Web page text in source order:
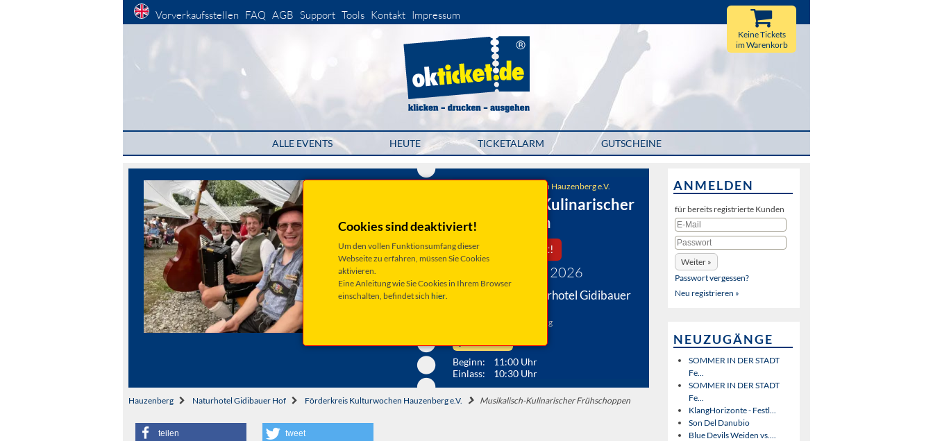
Vorverkaufsstellen FAQ AGB Support Tools Kontakt Impressum
ALLE EVENTS HEUTE TICKETALARM GUTSCHEINE
Keine Tickets
im Warenkorb
Cookies sind deaktiviert!
Um den vollen Funktionsumfang dieser
Webseite zu erfahren, müssen Sie Cookies
aktivieren.
Eine Anleitung wie Sie Cookies in Ihrem Browser
einschalten, befindet sich hier.
Förderkreis Kulturwochen Hauzenberg e.V.
Musikalisch-Kulinarischer
Frühschoppen
Leider ausverkauft!
Montag 25. Mai 2026
Hauzenberg, Naturhotel Gidibauer
Grub 7, 94051 Hauzenberg
Beginn: 11:00 Uhr
Einlass: 10:30 Uhr
Hauzenberg Naturhotel Gidibauer Hof Förderkreis Kulturwochen Hauzenberg e.V. Musikalisch-Kulinarischer Frühschoppen
teilen tweet
ANMELDEN
für bereits registrierte Kunden
Passwort vergessen?
Neu registrieren »
NEUZUGÄNGE
SOMMER IN DER STADT
Fe...
SOMMER IN DER STADT
Fe...
KlangHorizonte - Festl...
Son Del Danubio
Blue Devils Weiden vs....